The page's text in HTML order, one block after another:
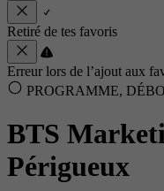
Retiré de tes favoris
Erreur lors de l’ajout aux
PROGRAMME,
BTS
Périgueux